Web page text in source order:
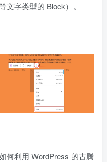
文字类型的 Block）。
何利用 WordPress 的古腾